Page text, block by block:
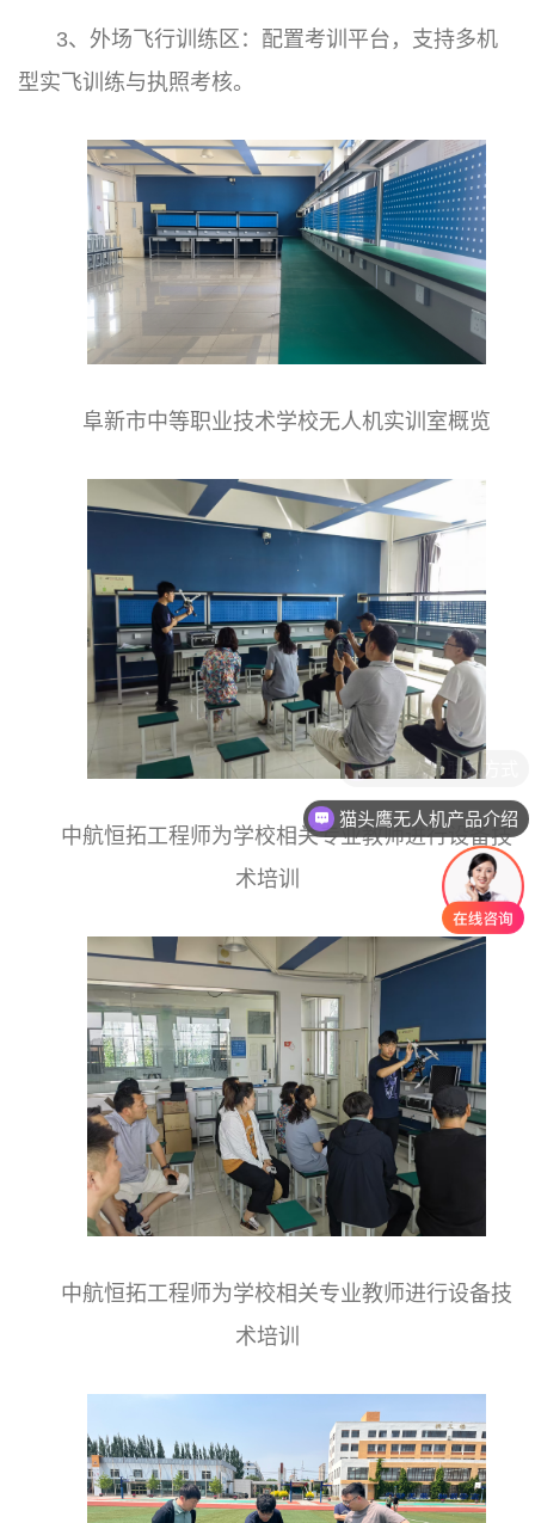
3、外场飞行训练区：配置考训平台，支持多机
型实飞训练与执照考核。
阜新市中等职业技术学校无人机实训室概览
中航恒拓工程师为学校相关专业教师进行设备技
术培训
中航恒拓工程师为学校相关专业教师进行设备技
术培训
猫头鹰无人机产品介绍